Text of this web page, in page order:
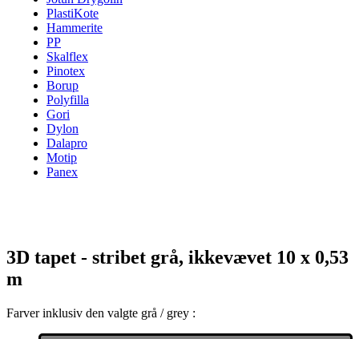
PlastiKote
Hammerite
PP
Skalflex
Pinotex
Borup
Polyfilla
Gori
Dylon
Dalapro
Motip
Panex
3D tapet - stribet grå, ikkevævet 10 x 0,53
m
Farver inklusiv den valgte grå / grey :